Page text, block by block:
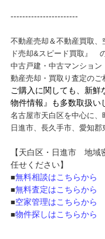
-----------------------
不動産売却＆不動産買取
ド売却&スピード買取』
中古戸建・中古マンショ
動産売却・買取り査定のご
ご購入に関しても、新鮮
物件情報』も多数取扱い
名古屋市天白区を中心に、
日進市、長久手市、愛知
【天白区・日進市 地
任せください】
■無料相談はこちらから
■無料査定はこちらから
■空家管理はこちらから
■物件探しはこちらから